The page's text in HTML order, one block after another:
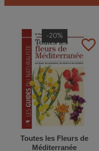
favorite_border
-20%
Toutes les Fleurs de
Méditerranée